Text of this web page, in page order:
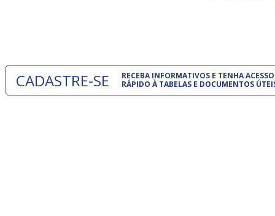
CADASTRE-SE
RECEBA INFORMATIVOS E TENHA ACESSO
RÁPIDO À TABELAS E DOCUMENTOS